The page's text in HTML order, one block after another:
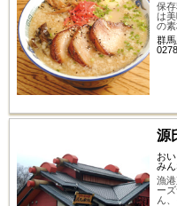
保
は
の
群
源
お
み
漁
ー
ん